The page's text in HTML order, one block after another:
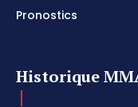
Pronostics
Historique